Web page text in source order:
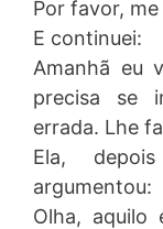
Por favor,
E continuei:
Amanhã eu
precisa se
errada. Lhe
Ela,
argumentou:
Olha, aquilo